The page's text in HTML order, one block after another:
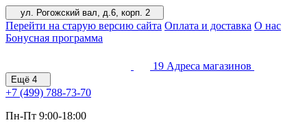
ул. Рогожский вал, д.6, корп. 2
Перейти на старую версию сайта Оплата и доставка О нас
Бонусная программа
19 Адреса магазинов
Ещё 4
+7 (499) 788-73-70
Пн-Пт 9:00-18:00